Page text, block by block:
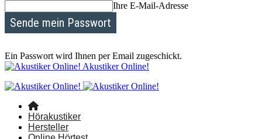
Ihre E-Mail-Adresse
Ein Passwort wird Ihnen per Email zugeschickt.
Akustiker Online!
Hörakustiker
Hersteller